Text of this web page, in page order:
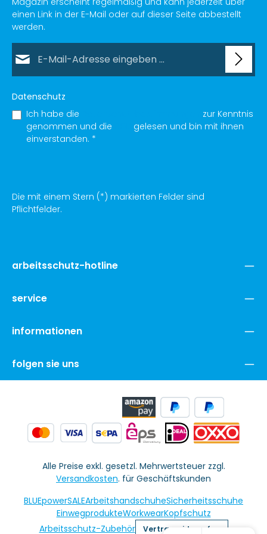
einen Link in der E-Mail oder auf dieser Seite abbestellt
werden.
Datenschutz
Ich habe die
zur Kenntnis
genommen und die
gelesen und bin mit ihnen
einverstanden. *
Die mit einem Stern (*) markierten Felder sind
Pflichtfelder.
arbeitsschutz-hotline
service
informationen
folgen sie uns
Alle Preise exkl. gesetzl. Mehrwertsteuer zzgl.
Versandkosten. für Geschäftskunden
BLUEpowerSALEArbeitshandschuheSicherheitsschuhe
EinwegprodukteWorkwearKopfschutz
Arbeitsschutz-Zubehör
Vertrag widerrufen